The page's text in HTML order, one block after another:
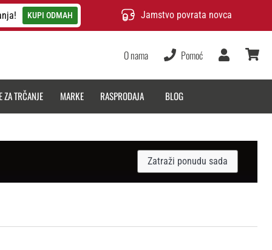
KUPI ODMAH Jamstvo povrata novca
O nama Pomoć
Korisnik
ZA TRČANJE MARKE RASPRODAJA BLOG
Zatraži ponudu sada